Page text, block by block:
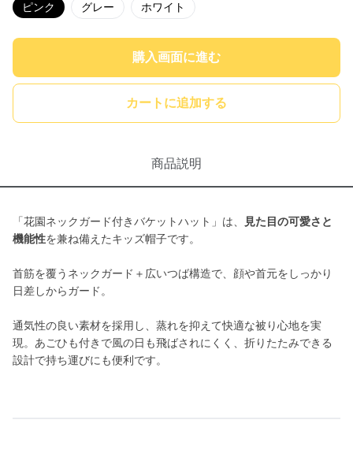
ピンク グレー ホワイト
購入画面に進む
カートに追加する
商品説明
「花園ネックガード付きバケットハット」は、
見た目の可愛さと
機能性を兼ね備えたキッズ帽子です。
首筋を覆うネックガード＋広いつば構造で、顔や首元をしっかり
日差しからガード。
通気性の良い素材を採用し、蒸れを抑えて快適な被り心地を実
現。あごひも付きで風の日も飛ばされにくく、折りたたみできる
設計で持ち運びにも便利です。